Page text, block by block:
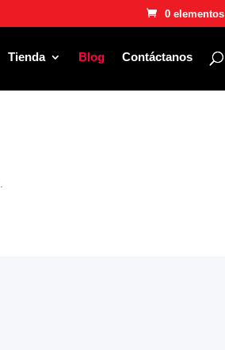
0 elementos
Tienda Blog Contáctanos